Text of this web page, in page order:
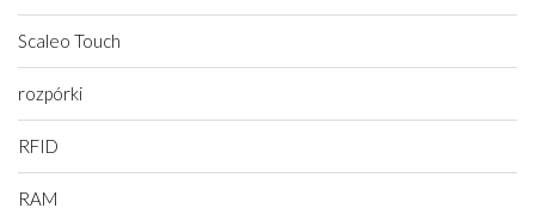
Scaleo Touch
rozpórki
RFID
RAM